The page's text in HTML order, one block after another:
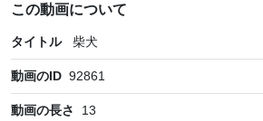
この動画について
タイトル 柴犬
動画のID 92861
動画の長さ 13